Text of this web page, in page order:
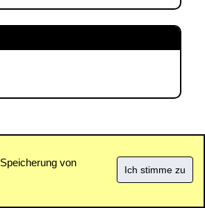
Speicherung von